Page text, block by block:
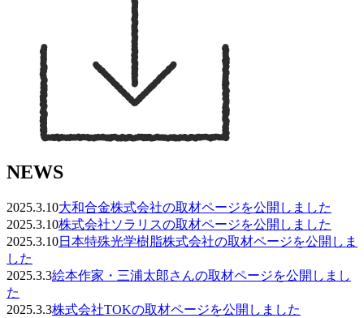
NEWS
2025.3.10大和合金株式会社の取材ページを公開しました
2025.3.10株式会社ソラリスの取材ページを公開しました
2025.3.10日本特殊光学樹脂株式会社の取材ページを公開しま
した
2025.3.3絵本作家・三浦太郎さんの取材ページを公開しまし
た
2025.3.3株式会社TOKの取材ページを公開しました